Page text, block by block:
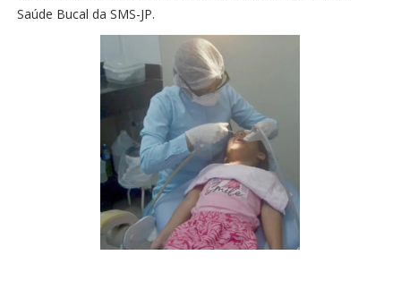
Saúde Bucal da SMS-JP.